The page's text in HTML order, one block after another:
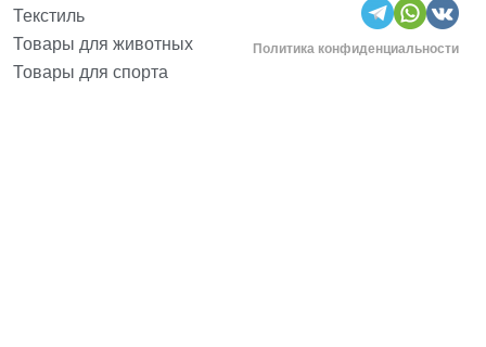
Текстиль
Товары для животных
Товары для спорта
Политика конфиденциальности